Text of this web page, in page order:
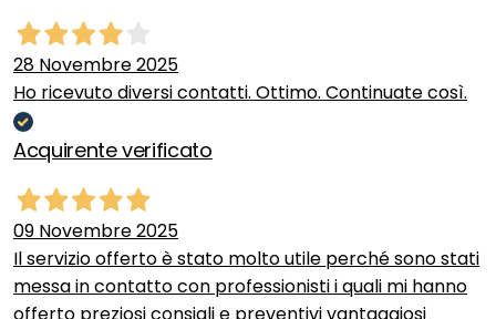
28 Novembre 2025
Ho ricevuto diversi contatti. Ottimo. Continuate così.
Acquirente verificato
09 Novembre 2025
Il servizio offerto è stato molto utile perché sono stati
messa in contatto con professionisti i quali mi hanno